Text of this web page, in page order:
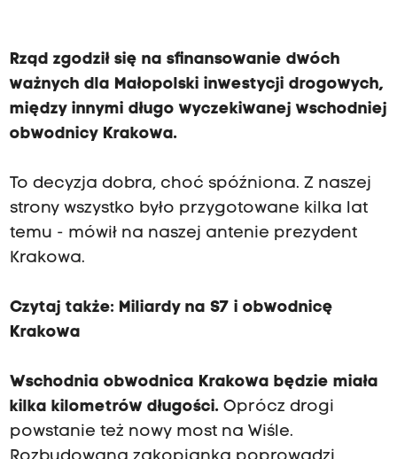
Rząd zgodził się na sfinansowanie dwóch
ważnych dla Małopolski inwestycji drogowych,
między innymi długo wyczekiwanej wschodniej
obwodnicy Krakowa.
To decyzja dobra, choć spóźniona. Z naszej
strony wszystko było przygotowane kilka lat
temu - mówił na naszej antenie prezydent
Krakowa.
Czytaj także: Miliardy na S7 i obwodnicę
Krakowa
Wschodnia obwodnica Krakowa będzie miała
kilka kilometrów długości.Oprócz drogi
powstanie też nowy most na Wiśle.